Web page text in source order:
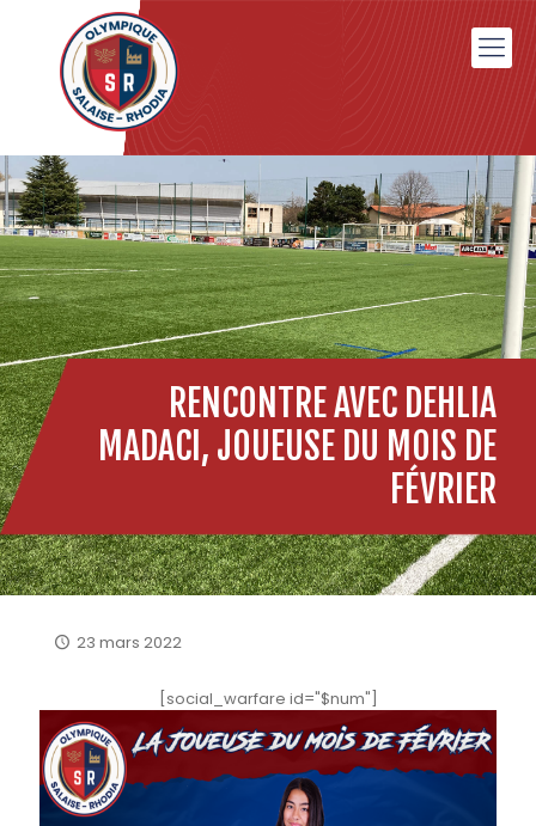
RENCONTRE AVEC DEHLIA
MADACI, JOUEUSE DU MOIS DE
FÉVRIER
23 mars 2022
[social_warfare id="$num"]